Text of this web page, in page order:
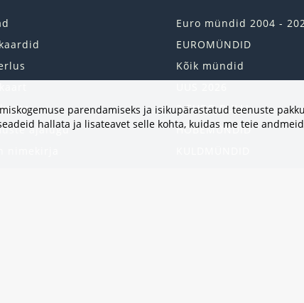
ajalugu
Euro mündid 2004 -
EUROMÜNDID
Kõik mündid
2 EURO RULLI
HÕBEMÜNDID
parendamiseks ja isikupärastatud teenuste
hallata ja lisateavet selle kohta, kuidas me teie